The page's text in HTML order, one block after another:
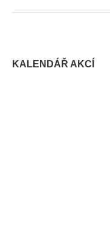
KALENDÁŘ AKCÍ